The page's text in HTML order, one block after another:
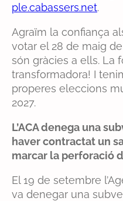
ple.cabassers.net.
Agraïm la confiança
votar el 28 de maig
són gràcies a ells. La
transformadora! I
properes eleccions
2027.
L’ACA denega una
haver contractat un
marcar la perforació
El 19 de setembre
va denegar una